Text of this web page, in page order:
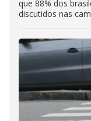
que 88% dos
discutidos nas